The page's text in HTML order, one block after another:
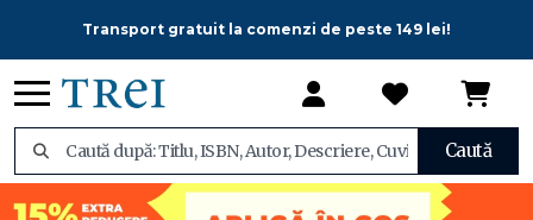
Transport gratuit la comenzi de peste 149 lei!
Caută